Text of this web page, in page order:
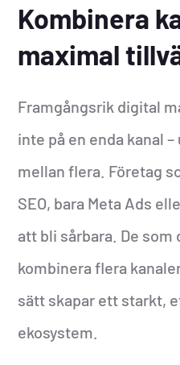
Kombinera
maximal
Framgångsrik digital
inte på en enda kanal
mellan flera. Företag
SEO, bara Meta Ads
att bli sårbara. De
kombinera flera
sätt skapar ett starkt,
ekosystem.